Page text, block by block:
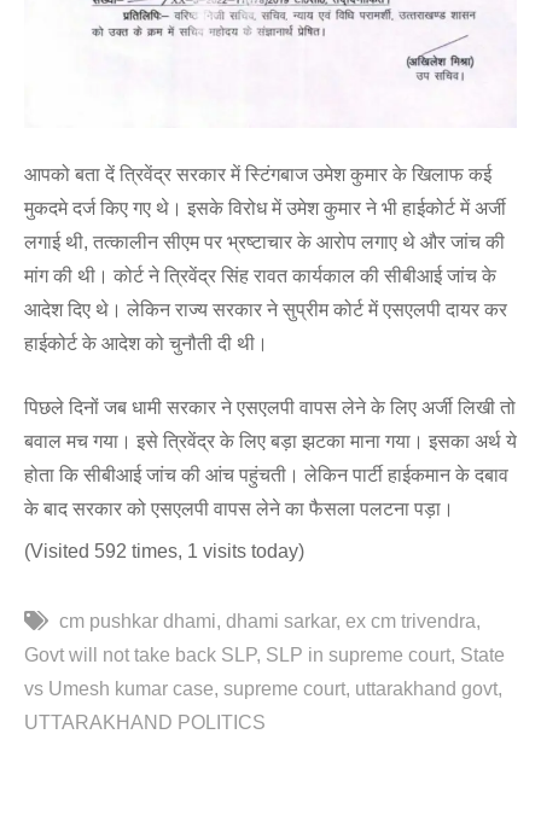
आपको बता दें त्रिवेंद्र सरकार में स्टिंगबाज उमेश कुमार के खिलाफ कई
मुकदमे दर्ज किए गए थे। इसके विरोध में उमेश कुमार ने भी हाईकोर्ट में अर्जी
लगाई थी, तत्कालीन सीएम पर भ्रष्टाचार के आरोप लगाए थे और जांच की
मांग की थी। कोर्ट ने त्रिवेंद्र सिंह रावत कार्यकाल की सीबीआई जांच के
आदेश दिए थे। लेकिन राज्य सरकार ने सुप्रीम कोर्ट में एसएलपी दायर कर
हाईकोर्ट के आदेश को चुनौती दी थी।
पिछले दिनों जब धामी सरकार ने एसएलपी वापस लेने के लिए अर्जी लिखी तो
बवाल मच गया। इसे त्रिवेंद्र के लिए बड़ा झटका माना गया। इसका अर्थ ये
होता कि सीबीआई जांच की आंच पहुंचती। लेकिन पार्टी हाईकमान के दबाव
के बाद सरकार को एसएलपी वापस लेने का फैसला पलटना पड़ा।
(Visited 592 times, 1 visits today)
cm pushkar dhami dhami sarkar ex cm trivendra
Govt will not take back SLP SLP in supreme court State
vs Umesh kumar case supreme court uttarakhand govt
UTTARAKHAND POLITICS